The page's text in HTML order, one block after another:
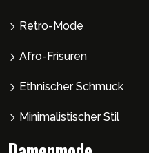
Retro-Mode
Afro-Frisuren
Ethnischer Schmuck
Minimalistischer Stil